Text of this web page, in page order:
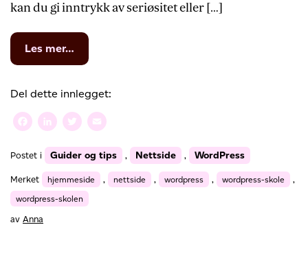
kan du gi inntrykk av seriøsitet eller […]
Les mer…
WordPress-
Endre
temaet
i
WordPress
endre
utseendet
Del dette innlegget:
Facebook
LinkedIn
Twitter
Postet i Guider og tips , Nettside , WordPress
Merket hjemmeside , nettside , wordpress , wordpress-skole
,
wordpress-skolen
av Anna